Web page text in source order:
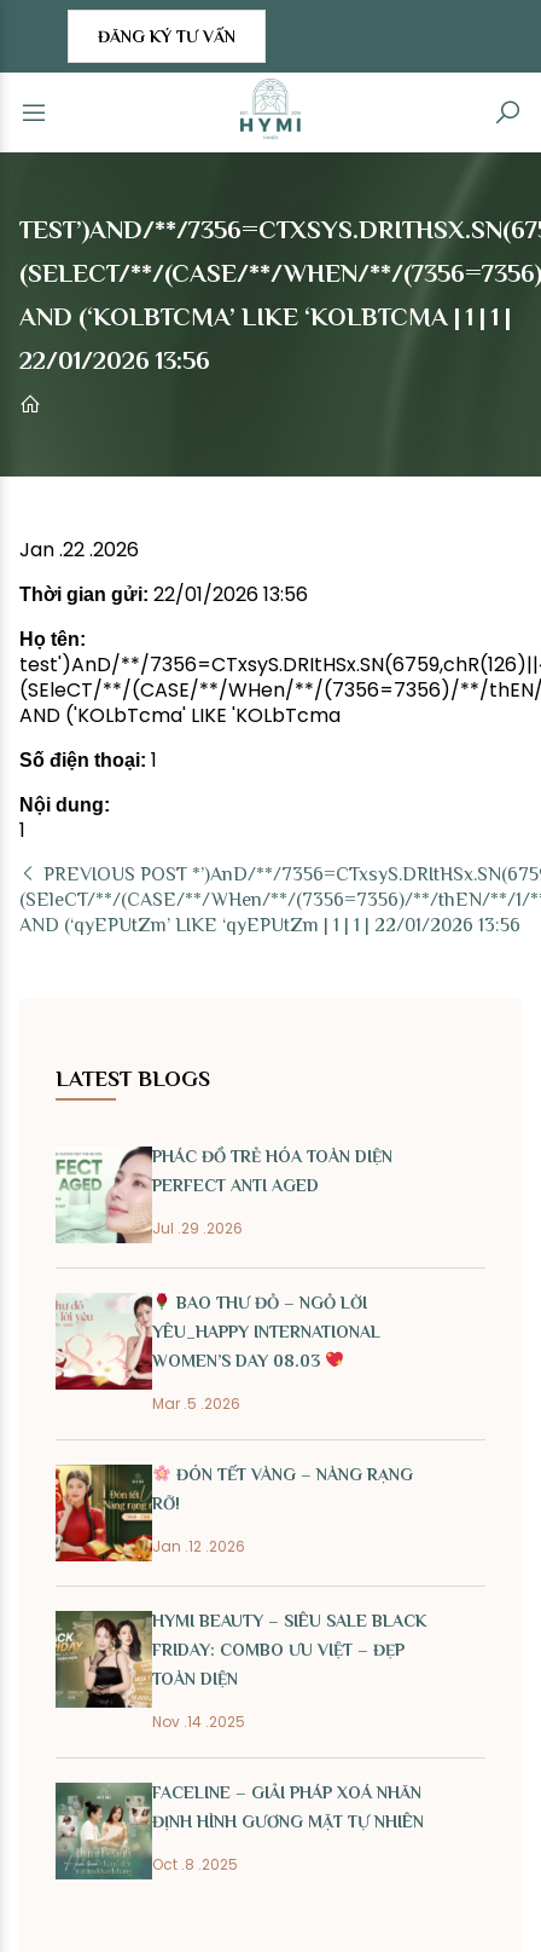
ĐĂNG KÝ TƯ VẤN
TEST’)AND/**/
(SELECT/**/(CASE/**/WHEN/**/
AND (‘KOLBTCMA’ LIKE ‘KOLBTCMA | 1 | 1 |
22/01/2026 13:56
Jan .22 .2026
Thời gian gửi: 22/01/2026 13:56
Họ tên:
test')AnD/**/
(SEleCT/**/(CASE/**/WHen/**/(7356=7356)/**/
AND ('KOLbTcma' LIKE 'KOLbTcma
Số điện thoại: 1
Nội dung:
1
PREVIOUS POST *’)AnD/**/
(SEleCT/**/(CASE/**/WHen/**/(7356=7356)/**/thEN/**/
AND (‘qyEPUtZm’ LIKE ‘qyEPUtZm | 1 | 1 | 22/01/2026 13:56
LATEST BLOGS
PHÁC ĐỒ TRẺ HÓA TOÀN DIỆN
PERFECT ANTI AGED
Jul .29 .2026
BAO THƯ ĐỎ – NGỎ LỜI
YÊU_HAPPY INTERNATIONAL
WOMEN’S DAY 08.03
Mar .5 .2026
ĐÓN TẾT VÀNG – NÀNG RẠNG
RỠ!
Jan .12 .2026
HYMI BEAUTY – SIÊU SALE BLACK
FRIDAY: COMBO ƯU VIỆT – ĐẸP
TOÀN DIỆN
Nov .14 .2025
FACELINE – GIẢI PHÁP XOÁ NHĂN
ĐỊNH HÌNH GƯƠNG MẶT TỰ NHIÊN
Oct .8 .2025